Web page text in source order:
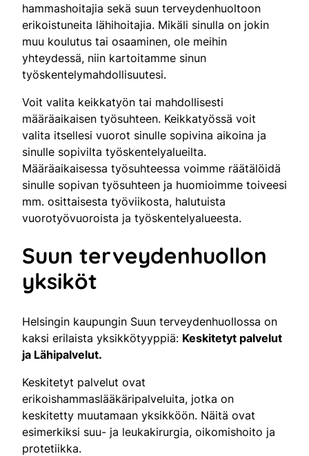
hammashoitajia sekä suun terveydenhuoltoon
erikoistuneita lähihoitajia. Mikäli sinulla on jokin
muu koulutus tai osaaminen, ole meihin
yhteydessä, niin kartoitamme sinun
työskentelymahdollisuutesi.
Voit valita keikkatyön tai mahdollisesti
määräaikaisen työsuhteen. Keikkatyössä voit
valita itsellesi vuorot sinulle sopivina aikoina ja
sinulle sopivilta työskentelyalueilta.
Määräaikaisessa työsuhteessa voimme räätälöidä
sinulle sopivan työsuhteen ja huomioimme toiveesi
mm. osittaisesta työviikosta, halutuista
vuorotyövuoroista ja työskentelyalueesta.
Suun terveydenhuollon
yksiköt
Helsingin kaupungin Suun terveydenhuollossa on
kaksi erilaista yksikkötyyppiä: Keskitetyt palvelut
ja Lähipalvelut.
Keskitetyt palvelut ovat
erikoishammaslääkäripalveluita, jotka on
keskitetty muutamaan yksikköön. Näitä ovat
esimerkiksi suu- ja leukakirurgia, oikomishoito ja
protetiikka.